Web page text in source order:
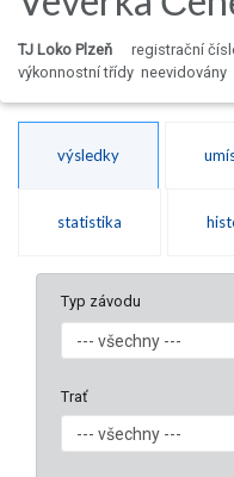
TJ Loko Plzeň
registrační
výkonnostní třídy neevidovány
výsledky
statistika
Typ závodu
Trať